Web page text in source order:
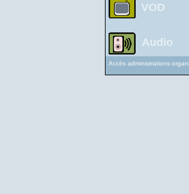
VOD
Audio
Accès administrations